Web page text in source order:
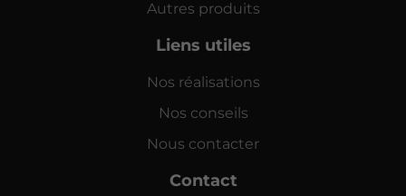
Autres produits
Liens utiles
Nos réalisations
Nos conseils
Nous contacter
Contact